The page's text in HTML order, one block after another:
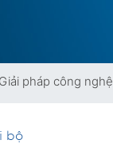
Giải pháp công nghệ
bộ